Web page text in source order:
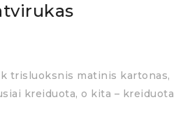
trisluoksnis matinis kartonas,
kreiduota, o kita – kreiduota